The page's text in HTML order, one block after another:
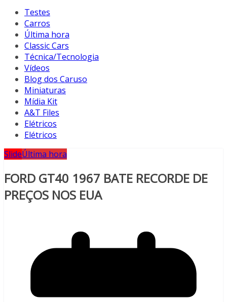
Testes
Carros
Última hora
Classic Cars
Técnica/Tecnologia
Vídeos
Blog dos Caruso
Miniaturas
Mídia Kit
A&T Files
Elétricos
Elétricos
SlideÚltima hora
FORD GT40 1967 BATE RECORDE DE
PREÇOS NOS EUA